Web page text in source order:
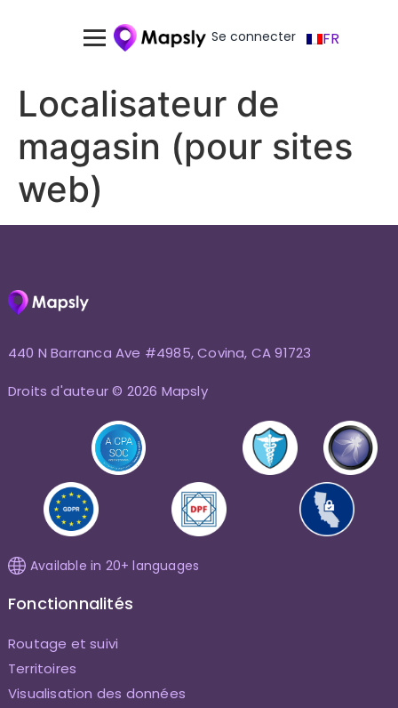
Se connecter FR
Localisateur de
magasin (pour sites
web)
440 N Barranca Ave #4985, Covina, CA 91723
Droits d'auteur © 2026 Mapsly
Available in 20+ languages
Fonctionnalités
Routage et suivi
Territoires
Visualisation des données